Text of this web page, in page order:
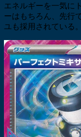
エネルギーを一気に
ーはもちろん、先行
ユも採用されている。